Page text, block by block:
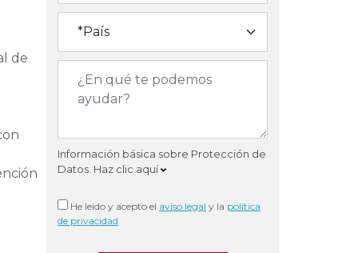
de
Información básica sobre Protección de
Datos. Haz clic aquí
He leído y acepto el aviso legal y la política
de privacidad